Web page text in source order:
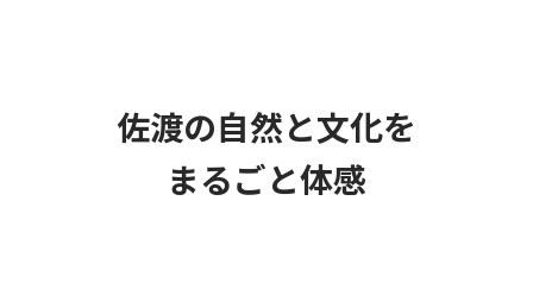
佐渡の自然と文化を
まるごと体感